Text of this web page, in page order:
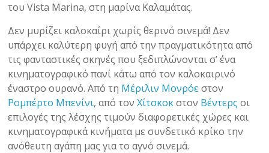
του Vista Marina, στη μαρίνα Καλαμάτας.
Δεν μυρίζει καλοκαίρι χωρίς θερινό σινεμά! Δεν
υπάρχει καλύτερη φυγή από την πραγματικότητα από
τις φανταστικές σκηνές που ξεδιπλώνονται σ’ ένα
κινηματογραφικό πανί κάτω από τον καλοκαιρινό
έναστρο ουρανό. Από τη Μέριλιν Μονρόεστον
Ρομπέρτο Μπενίνι, από τονΧίτσκοκστον Βέντερςοι
επιλογές της λέσχης τιμούν διαφορετικές χώρες και
κινηματογραφικά κινήματα με συνδετικό κρίκο την
ανόθευτη αγάπη μας για το αγνό σινεμά.